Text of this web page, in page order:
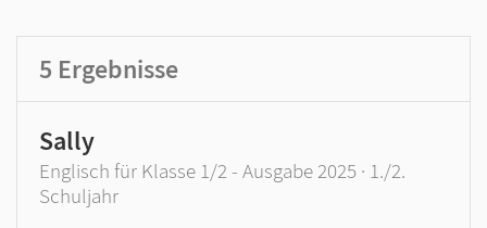
5 Ergebnisse
Sally
Englisch für Klasse 1/2 - Ausgabe 2025 · 1./2.
Schuljahr